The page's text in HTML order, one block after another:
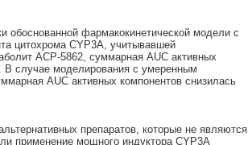
обоснованной фармакокинетической модели с
цитохрома CYP3A, учитывавшей
АСР-5862, суммарная AUC активных
В случае моделирования с умеренным
AUC активных компонентов снизилась
препаратов, которые не являются
применение мощного индуктора CYP3A